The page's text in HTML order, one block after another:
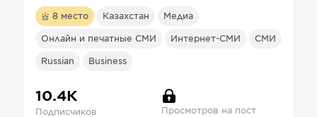
8 место Казахстан Медиа
Онлайн и печатные СМИ Интернет-СМИ СМИ
Russian Business
10.4К
Подписчиков Просмотров на пост